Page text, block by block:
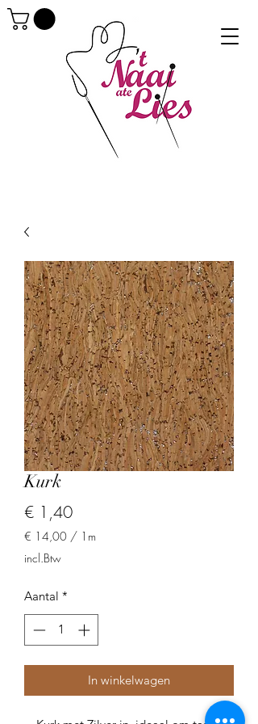
Kurk
€ 1,40Prijs
€ 14,00 / 1m
€ 14,00
per
Meter
incl.Btw
Aantal *
In winkelwagen